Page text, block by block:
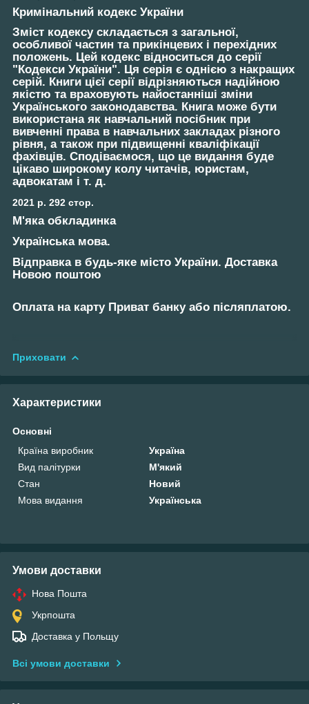
Кримінальний кодекс України
Зміст кодексу складається з загальної,
особливої частин та прикінцевих і перехідних
положень. Цей кодекс відноситься до серії
"Кодекси України". Ця серія є однією з накращих
серій. Книги цієї серії відрізняються надійною
якістю та враховують найостанніші зміни
Українського законодавства. Книга може бути
використана як навчальний посібник при
вивченні права в навчальних закладах різного
рівня, а також при підвищенні кваліфікації
фахівців. Сподіваємося, що це видання буде
цікаво широкому колу читачів, юристам,
адвокатам і т. д.
2021 р. 292 стор.
М'яка обкладинка
Українська мова.
Відправка в будь-яке місто України. Доставка
Новою поштою
Оплата на карту Приват банку або післяплатою.
Приховати
Характеристики
Основні
Країна виробник
Україна
Вид палітурки
М'який
Стан
Новий
Мова видання
Українська
Умови доставки
Нова Пошта
Укрпошта
Доставка у Польщу
Всі умови доставки